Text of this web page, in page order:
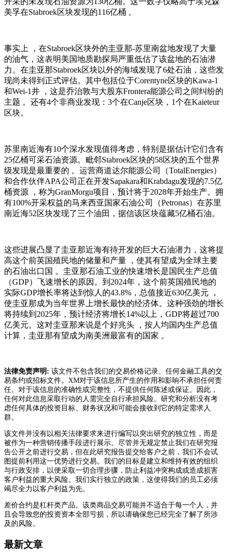
美孚在Stabroek区块发现的116亿桶 。
事实上 ，在Stabroek区块外的圭亚那-苏里南盆地发现了大量
的油气，这表明美国地质勘探局严重低估了该盆地的石油潜
力。在圭亚那Stabroek区块以外的海域发现了6处石油，这些发
现尚未得到正式评估。其中包括位于Corentyne区块的Kawa-1
和Wei-1井 ，这是乔治敦与大股东Frontera能源公司之间纠纷的
主题 。还有4个非商业发现：3个在Canje区块，1个在Kaieteur
区块。
苏里南近海有10个深水发现值得考虑，特别是据估计它们含有
25亿桶可采石油资源。毗邻Stabroek区块的58区块的五个世界
级发现是最重要的 。运营商道达尔能源公司（TotalEnergies）
和合作伙伴APA公司正在开发Sapakara和Krabdagu发现的7.5亿
桶资源 ，称为GranMorgu项目 ，预计将于2028年开始生产。拥
有100%开采权益的马来西亚国家石油公司（Petronas）在苏里
南近海52区块发现了三个油田，据信该区块蕴藏5亿桶石油。
这些进展凸显了圭亚那近海有待开发的巨大石油潜力，这将提
高这个前英国殖民地的储量和产量 ，使其有望成为全球主要
的石油出口国 。圭亚那石油工业的快速增长是国民生产总值
（GDP）飞速增长的原因 。到2024年，这个前英国殖民地的
实际GDP增长率将达到惊人的43.8%，总值接近630亿美元 ，
使圭亚那成为当年世界上增长最快的经济体。这种强劲的增长
将持续到2025年，预计经济将增长14%以上，GDP将超过700
亿美元。这对圭亚那来说是个好兆头 ，按人均国内生产总值
计算，圭亚那有望成为南美洲最富有的国家 。
法律免责声明: 该文件不包含我们的交易价格记录、任何金融工具的交
易条约或招标文件。XM对于该信息所产生的作用和影响不承担任何责
任。对于该信息的准确性或完整性，不提供任何陈述或保证。因此，
任何对此信息采取行动的人需完全自行承担风险。研究和分析没有考
虑任何具体的投资目标、财务状况和可能会接收到它的特定需求人
群。
该文件并没有以相关法律要求来进行编写以突出研究的独立性，而是
被作为一种营销传播手段进行展示。尽管并无规定禁止我们在研究报
告公开之前进行交易，但在此研究报告提交给客户之前，我们不会试
图提前利用这一优势进行交易。我们的目标是建立和维持有效的组织
与行政安排，以便采取一切合理步骤，防止利益冲突构成或造成损害
客户利益的重大风险。我们实行独立的政策，这使得我们的员工必须
竭尽全力以客户利益为先。
差价合约是杠杆类产品。该类商品交易可能并不适合于每一个人，并
且会导致您的投资资本全部亏损，所以请确保您已经完全了解了所涉
及的风险。
最新文章